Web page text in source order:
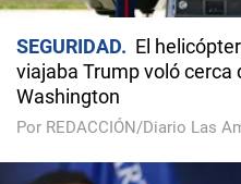
SEGURIDAD
El
viajaba Trump voló cerca
Washington
Por REDACCIÓN/Diario Las